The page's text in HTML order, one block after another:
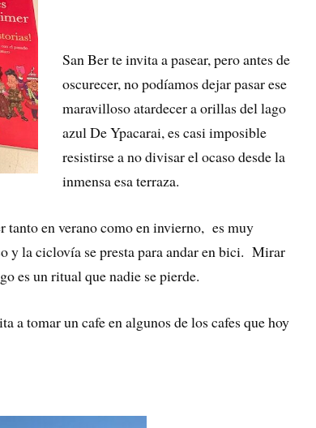
San Ber te invita a pasear, pero antes de
oscurecer, no podíamos dejar pasar ese
maravilloso atardecer a orillas del lago
azul De Ypacarai, es casi imposible
resistirse a no divisar el ocaso desde la
inmensa esa terraza.
tanto en verano como en invierno, es muy
y la ciclovía se presta para andar en bici. Mirar
es un ritual que nadie se pierde.
a tomar un cafe en algunos de los cafes que hoy